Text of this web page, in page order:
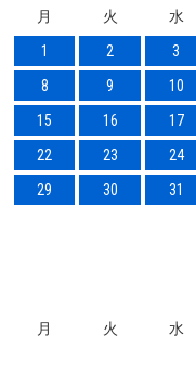
月 火 水
1
2 3
8
9 10
15
16 17
22
23 24
29
30 31
月 火 水